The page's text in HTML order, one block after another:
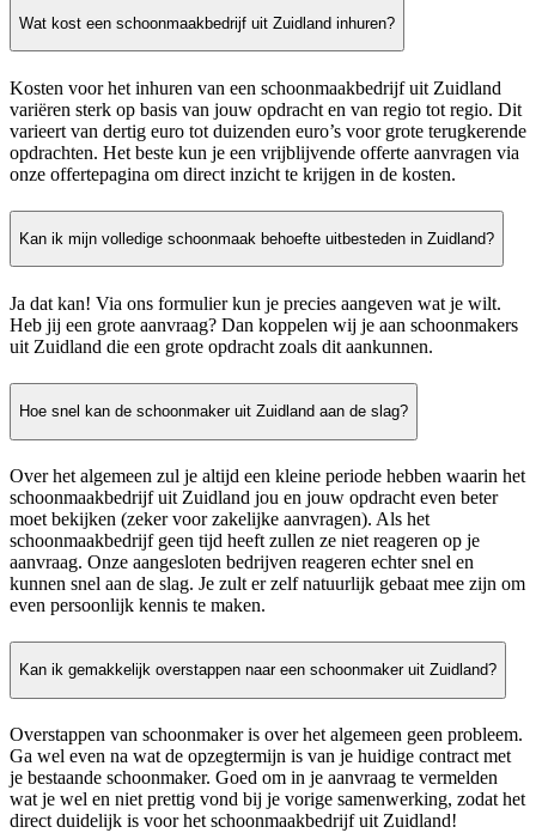
Wat kost een schoonmaakbedrijf uit Zuidland inhuren?
Kosten voor het inhuren van een schoonmaakbedrijf uit Zuidland
variëren sterk op basis van jouw opdracht en van regio tot regio. Dit
varieert van dertig euro tot duizenden euro’s voor grote terugkerende
opdrachten. Het beste kun je een vrijblijvende offerte aanvragen via
onze offertepagina om direct inzicht te krijgen in de kosten.
Kan ik mijn volledige schoonmaak behoefte uitbesteden in Zuidland?
Ja dat kan! Via ons formulier kun je precies aangeven wat je wilt.
Heb jij een grote aanvraag? Dan koppelen wij je aan schoonmakers
uit Zuidland die een grote opdracht zoals dit aankunnen.
Hoe snel kan de schoonmaker uit Zuidland aan de slag?
Over het algemeen zul je altijd een kleine periode hebben waarin het
schoonmaakbedrijf uit Zuidland jou en jouw opdracht even beter
moet bekijken (zeker voor zakelijke aanvragen). Als het
schoonmaakbedrijf geen tijd heeft zullen ze niet reageren op je
aanvraag. Onze aangesloten bedrijven reageren echter snel en
kunnen snel aan de slag. Je zult er zelf natuurlijk gebaat mee zijn om
even persoonlijk kennis te maken.
Kan ik gemakkelijk overstappen naar een schoonmaker uit Zuidland?
Overstappen van schoonmaker is over het algemeen geen probleem.
Ga wel even na wat de opzegtermijn is van je huidige contract met
je bestaande schoonmaker. Goed om in je aanvraag te vermelden
wat je wel en niet prettig vond bij je vorige samenwerking, zodat het
direct duidelijk is voor het schoonmaakbedrijf uit Zuidland!